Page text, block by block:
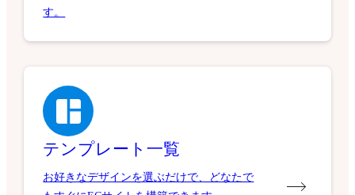
す。
テンプレート一覧
お好きなデザインを選ぶだけで、どなたで